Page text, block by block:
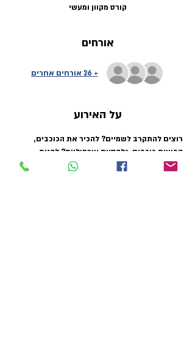
קורס מקוון ומעשי
אורחים
+ 26 אורחים אחרים
על האירוע
רוצים להתקרב לשמיים? להכיר את הכוכבים,
קבוצות כוכבים, גלקסיות וערפיליות? לקנות
טלסקופ ולהשתמש בו? או שיש לכם כבר טלסקופ